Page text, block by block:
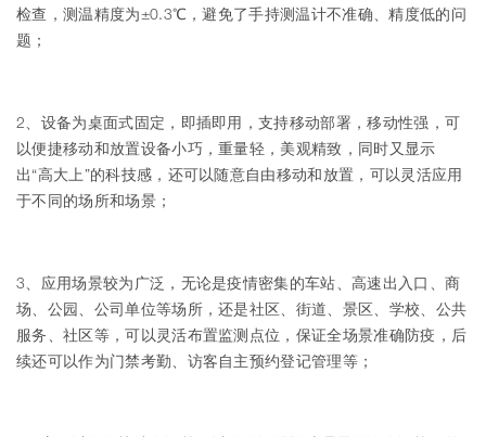
检查，测温精度为±0.3℃，避免了手持测温计不准确、精度低的问
题；
2、设备为桌面式固定，即插即用，支持移动部署，移动性强，可
以便捷移动和放置设备小巧，重量轻，美观精致，同时又显示
出“高大上”的科技感，还可以随意自由移动和放置，可以灵活应用
于不同的场所和场景；
3、应用场景较为广泛，无论是疫情密集的车站、高速出入口、商
场、公园、公司单位等场所，还是社区、街道、景区、学校、公共
服务、社区等，可以灵活布置监测点位，保证全场景准确防疫，后
续还可以作为门禁考勤、访客自主预约登记管理等；